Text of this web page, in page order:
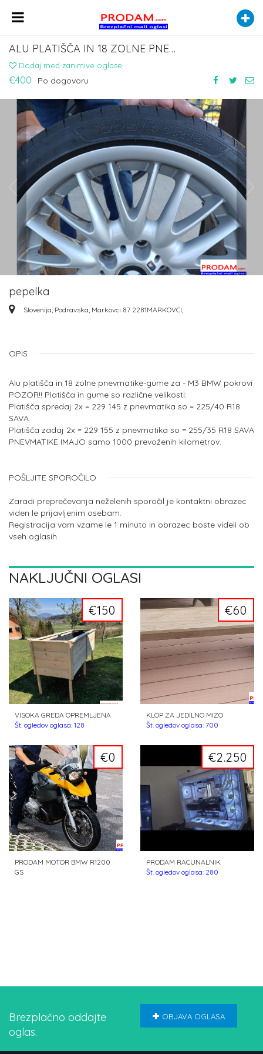
ALU PLATIŠČA IN 18 ZOLNE PNEVMATIKE-GUME ZA - M3 BMW POKROVI
Dodaj med zanimive oglase
€400 Po dogovoru
pepelka
Slovenija, Podravska, Markovci 87 2281MARKOVCI,
OPIS
Alu platišča in 18 zolne pnevmatike-gume za - M3 BMW pokrovi
POZOR!! Platišča in gume so različne velikosti:
Platišča spredaj 2x = 229 145 z pnevmatika so = 225/40 R18
SAVA
Platišča zadaj 2x = 229 155 z pnevmatika so = 255/35 R18 SAVA
PNEVMATIKE IMAJO samo 1000 prevoženih kilometrov.
POŠLJITE SPOROČILO
Zaradi preprečevanja neželenih sporočil je kontaktni obrazec
viden le prijavljenim osebam.
Registracija vam vzame le 1 minuto in obrazec boste videli ob
vseh oglasih.
NAKLJUČNI OGLASI
€150
VISOKA GREDA OPREMLJENA
Št. ogledov oglasa: 128
€60
KLOP ZA JEDILNO MIZO
Št. ogledov oglasa: 700
€0
PRODAM MOTOR BMW R1200
GS
€2.250
PRODAM RACUNALNIK
Št. ogledov oglasa: 280
Brezplačno oddajte
oglas.
OBJAVA OGLASA